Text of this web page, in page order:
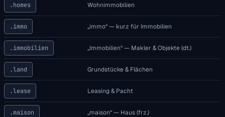
.homes Wohnimmobilien
.immo „immo“ — kurz für Immobilien
.immobilien „Immobilien“ — Makler & Objekte (dt.)
.land Grundstücke & Flächen
.lease Leasing & Pacht
.maison „maison“ — Haus (frz.)